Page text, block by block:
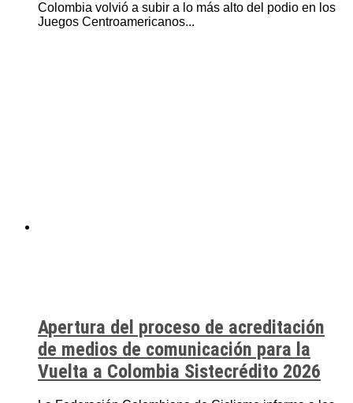
Colombia volvió a subir a lo más alto del podio en los
Juegos Centroamericanos...
Apertura del proceso de acreditación
de medios de comunicación para la
Vuelta a Colombia Sistecrédito 2026